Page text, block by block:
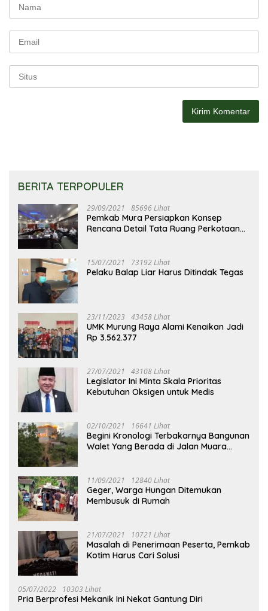
BERITA TERPOPULER
29/09/2021 85696 Lihat
Pemkab Mura Persiapkan Konsep
Rencana Detail Tata Ruang Perkotaan
15/07/2021 73192 Lihat
Pelaku Balap Liar Harus Ditindak Tegas
23/11/2023 43458 Lihat
UMK Murung Raya Alami Kenaikan Jadi
Rp 3.562.377
27/07/2021 43108 Lihat
Legislator Ini Minta Skala Prioritas
Kebutuhan Oksigen untuk Medis
02/10/2021 16641 Lihat
Begini Kronologi Terbakarnya Bangunan
Walet Yang Berada di Jalan Muara
11/09/2021 12840 Lihat
Geger, Warga Hungan Ditemukan
Membusuk di Rumah
21/07/2021 10721 Lihat
Masalah di Penerimaan Peserta, Pemkab
Kotim Harus Cari Solusi
05/07/2022 10303 Lihat
Pria Berprofesi Mekanik Ini Nekat Gantung Diri